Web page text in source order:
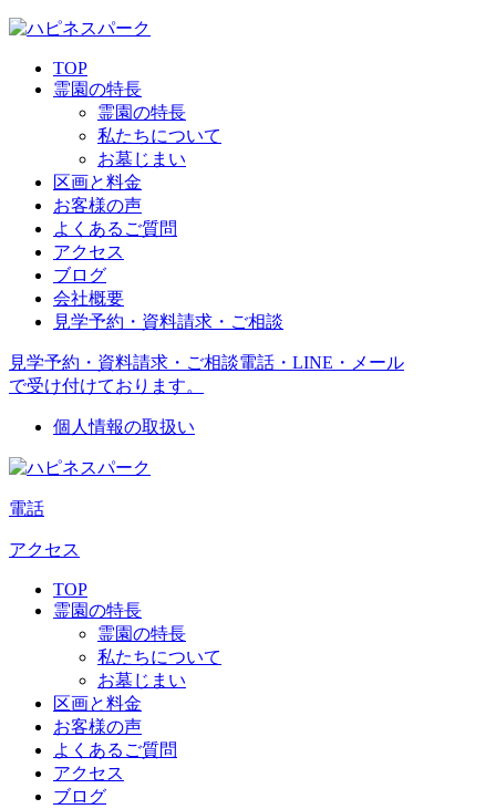
TOP
霊園の特長
霊園の特長
私たちについて
お墓じまい
区画と料金
お客様の声
よくあるご質問
アクセス
ブログ
会社概要
見学予約・資料請求・ご相談
見学予約・資料請求・ご相談電話・LINE・メール
で受け付けております。
個人情報の取扱い
電話
アクセス
TOP
霊園の特長
霊園の特長
私たちについて
お墓じまい
区画と料金
お客様の声
よくあるご質問
アクセス
ブログ